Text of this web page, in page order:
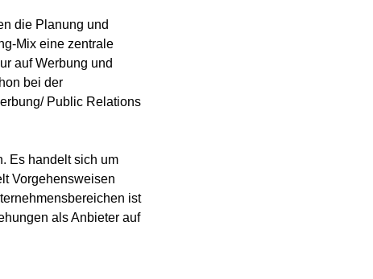
die Planung und
Mix eine zentrale
auf Werbung und
bei der
Public Relations
Es handelt sich um
Vorgehensweisen
ist
als Anbieter auf